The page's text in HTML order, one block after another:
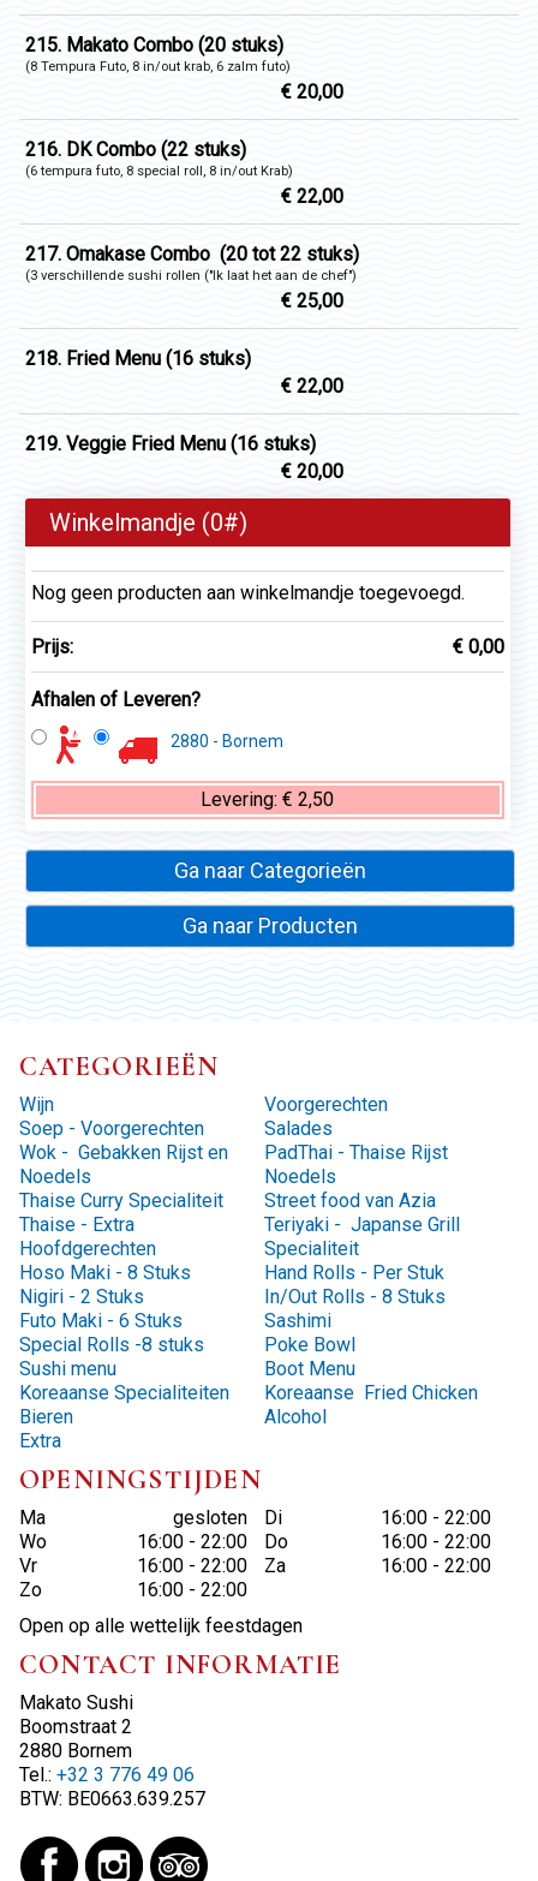
215. Makato Combo (20 stuks)
(8 Tempura Futo, 8 in/out krab, 6 zalm futo)
€ 20,00
216. DK Combo (22 stuks)
(6 tempura futo, 8 special roll, 8 in/out Krab)
€ 22,00
217. Omakase Combo (20 tot 22 stuks)
(3 verschillende sushi rollen ("Ik laat het aan de chef")
€ 25,00
218. Fried Menu (16 stuks)
€ 22,00
219. Veggie Fried Menu (16 stuks)
€ 20,00
Winkelmandje (0#)
Nog geen producten aan winkelmandje toegevoegd.
Prijs: € 0,00
Afhalen of Leveren?
2880 - Bornem
Levering:€ 2,50
Ga naar Categorieën
Ga naar Producten
CATEGORIEËN
Wijn
Voorgerechten
Soep - Voorgerechten
Salades
Wok - Gebakken Rijst en
Noedels
PadThai - Thaise Rijst
Noedels
Thaise Curry Specialiteit
Street food van Azia
Thaise - Extra
Hoofdgerechten
Teriyaki - Japanse Grill
Specialiteit
Hoso Maki - 8 Stuks
Hand Rolls - Per Stuk
Nigiri - 2 Stuks
In/Out Rolls - 8 Stuks
Futo Maki - 6 Stuks
Sashimi
Special Rolls -8 stuks
Poke Bowl
Sushi menu
Boot Menu
Koreaanse Specialiteiten
Koreaanse Fried Chicken
Bieren
Alcohol
Extra
OPENINGSTIJDEN
Ma gesloten Di
16:00 - 22:00
Wo
16:00 - 22:00 Do
16:00 - 22:00
Vr
16:00 - 22:00 Za
16:00 - 22:00
Zo
16:00 - 22:00
Open op alle wettelijk feestdagen
CONTACT INFORMATIE
Makato Sushi
Boomstraat 2
2880 Bornem
Tel.: +32 3 776 49 06
BTW: BE0663.639.257